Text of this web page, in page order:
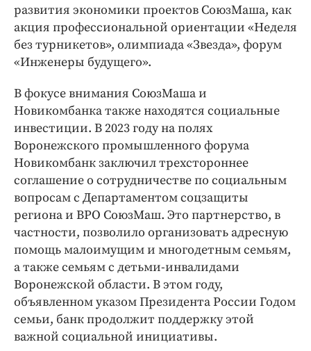
развития экономики проектов СоюзМаша, как
акция профессиональной ориентации «Неделя
без турникетов», олимпиада «Звезда», форум
«Инженеры будущего».
В фокусе внимания СоюзМаша и
Новикомбанка также находятся социальные
инвестиции. В 2023 году на полях
Воронежского промышленного форума
Новикомбанк заключил трехстороннее
соглашение о сотрудничестве по социальным
вопросам с Департаментом соцзащиты
региона и ВРО СоюзМаш. Это партнерство, в
частности, позволило организовать адресную
помощь малоимущим и многодетным семьям,
а также семьям с детьми-инвалидами
Воронежской области. В этом году,
объявленном указом Президента России Годом
семьи, банк продолжит поддержку этой
важной социальной инициативы.